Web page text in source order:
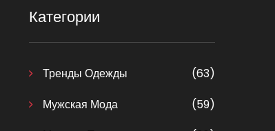
Категории
Тренды Одежды
(63)
Мужская Мода
(59)